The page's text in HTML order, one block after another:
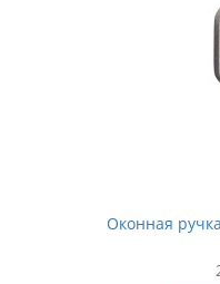
Оконная